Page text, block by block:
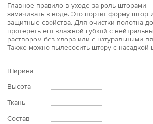
Главное правило в уходе за роль-шторами
замачивать в воде. Это портит форму штор
защитные свойства. Для очистки полотна
протереть его влажной губкой с
раствором без хлора или с натуральными
Также можно пылесосить штору с насадкой-
Ширина
Высота
Ткань
Состав